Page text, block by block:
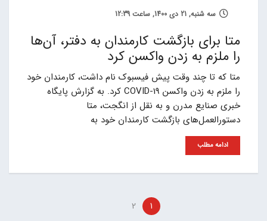
سه شنبه, 21 دی 1400, ساعت 12:39
متا برای بازگشت کارمندان به دفتر، آن‌ها
را ملزم به زدن واکسن کرد
متا که تا چند وقت پیش فیسبوک نام داشت، کارمندان خود
را ملزم به زدن واکسن COVID-19 کرد. به گزارش پایگاه
خبری صنایع مدرن و به نقل از انگجت، متا
دستورالعمل‌های بازگشت کارمندان خود به
ادامه مطلب
1
2